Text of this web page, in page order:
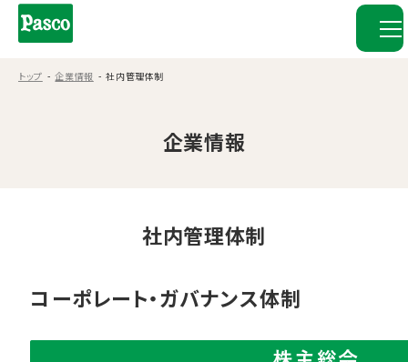
トップ 企業情報 社内管理体制
企業情報
社内管理体制
コーポレート・ガバナンス体制